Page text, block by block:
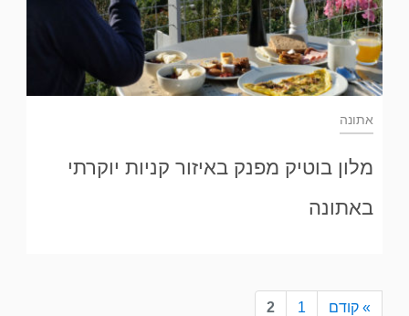
אתונה
מלון בוטיק מפנק באיזור קניות יוקרתי
באתונה
» קודם 1
2